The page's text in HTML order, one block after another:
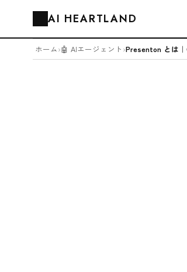
AI HEARTLAND
ホーム›🤖 AIエージェント ›